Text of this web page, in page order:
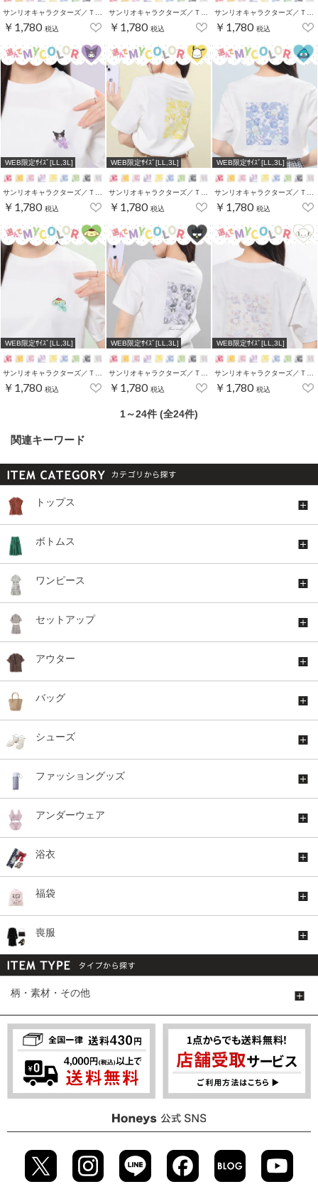
￥1,780 税込 ￥1,780 税込 ￥1,780 税込
WEB限定ｻｲｽﾞ[LL,3L]
￥1,780 税込
WEB限定ｻｲｽﾞ[LL,3L]
￥1,780 税込
WEB限定ｻｲｽﾞ[LL,3L]
￥1,780 税込
WEB限定ｻｲｽﾞ[LL,3L]
￥1,780 税込
WEB限定ｻｲｽﾞ[LL,3L]
￥1,780 税込
WEB限定ｻｲｽﾞ[LL,3L]
￥1,780 税込
1～24件 (全24件)
関連キーワード
トップス
ボトムス
ワンピース
セットアップ
アウター
バッグ
シューズ
ファッショングッズ
アンダーウェア
浴衣
福袋
喪服
柄・素材・その他